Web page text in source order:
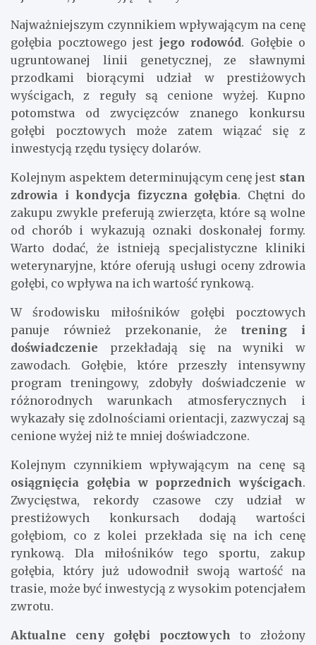
Najważniejszym czynnikiem wpływającym na cenę
gołębia pocztowego jest jego rodowód. Gołębie o
ugruntowanej linii genetycznej, ze sławnymi
przodkami biorącymi udział w prestiżowych
wyścigach, z reguły są cenione wyżej. Kupno
potomstwa od zwycięzców znanego konkursu
gołębi pocztowych może zatem wiązać się z
inwestycją rzędu tysięcy dolarów.
Kolejnym aspektem determinującym cenę jest stan
zdrowia i kondycja fizyczna gołębia. Chętni do
zakupu zwykle preferują zwierzęta, które są wolne
od chorób i wykazują oznaki doskonałej formy.
Warto dodać, że istnieją specjalistyczne kliniki
weterynaryjne, które oferują usługi oceny zdrowia
gołębi, co wpływa na ich wartość rynkową.
W środowisku miłośników gołębi pocztowych
panuje również przekonanie, żetrening i
doświadczenie przekładają się na wyniki w
zawodach. Gołębie, które przeszły intensywny
program treningowy, zdobyły doświadczenie w
różnorodnych warunkach atmosferycznych i
wykazały się zdolnościami orientacji, zazwyczaj są
cenione wyżej niż te mniej doświadczone.
Kolejnym czynnikiem wpływającym na cenę są
osiągnięcia gołębia w poprzednich wyścigach.
Zwycięstwa, rekordy czasowe czy udział w
prestiżowych konkursach dodają wartości
gołębiom, co z kolei przekłada się na ich cenę
rynkową. Dla miłośników tego sportu, zakup
gołębia, który już udowodnił swoją wartość na
trasie, może być inwestycją z wysokim potencjałem
zwrotu.
Aktualne ceny gołębi pocztowych to złożony